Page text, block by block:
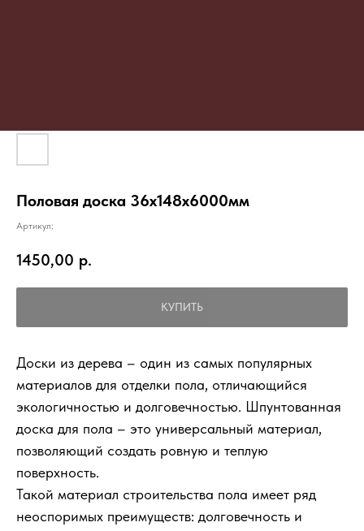
Половая доска 36х148х6000мм
Артикул:
1450,00 р.
КУПИТЬ
Доски из дерева – один из самых популярных
материалов для отделки пола, отличающийся
экологичностью и долговечностью. Шпунтованная
доска для пола – это универсальный материал,
позволяющий создать ровную и теплую
поверхность.
Такой материал строительства пола имеет ряд
неоспоримых преимуществ: долговечность и